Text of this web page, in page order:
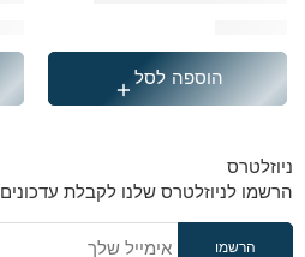
הוספה לסל
ניוזלטרס
הרשמו לניוזלטרס שלנו לקבלת עדכונים